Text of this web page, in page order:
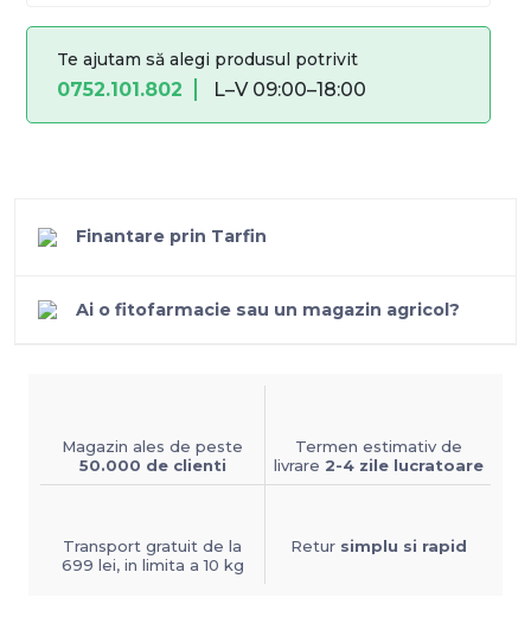
Te ajutam să alegi produsul potrivit
0752.101.802 L–V 09:00–18:00
Finantare prin Tarfin
Ai o fitofarmacie sau un magazin agricol?
Magazin ales de peste
50.000 de clienti
Termen estimativ de
livrare 2-4 zile lucratoare
Transport gratuit de la
699 lei, in limita a 10 kg
Retur simplu si rapid